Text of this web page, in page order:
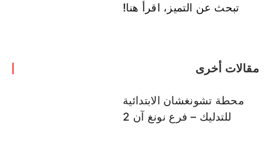
تبحث عن التميز، اقرأ هنا!
مقالات أخرى
محطة تشونغشان الابتدائية
للتدليك – فرع نونغ آن 2